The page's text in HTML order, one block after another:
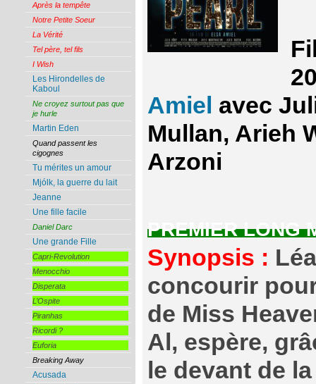
Amiel avec
Mullan, Arieh
Arzoni
PREMIER LONG
Synopsis :
concourir
de Miss
Al, espère,
le devant de
Après la tempête
Notre Petite Soeur
La Vérité
Tel père, tel fils
I Wish
Les Hirondelles de
Kaboul
Ne croyez surtout pas que
je hurle
Martin Eden
Quand passent les
cigognes
Tu mérites un amour
Mjólk, la guerre du lait
Jeanne
Une fille facile
Daniel Darc
Une grande Fille
Capri-Revolution
Menocchio
Disperata
L’Ospite
Piranhas
Ricordi ?
Euforia
Breaking Away
Acusada